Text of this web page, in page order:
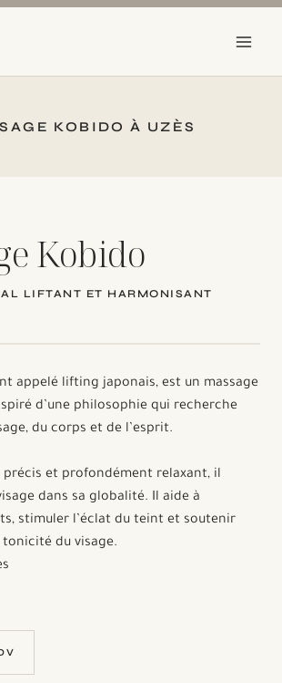
KOBIDO À UZÈS
Kobido
LIFTANT ET HARMONISANT
appelé lifting japonais, est un massage
d’une philosophie qui recherche
du corps et de l’esprit.
précis et profondément relaxant, il
dans sa globalité. Il aide à
stimuler l’éclat du teint et soutenir
du visage.